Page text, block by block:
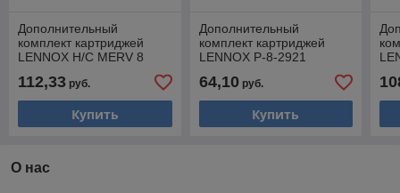
Дополнительный
комплект картриджей
LENNOX H/C MERV 8
FILTER PLEATED (635 x
635 x 25)
112,33 руб.
Купить
Дополнительный
комплект картриджей
LENNOX P-8-2921
FILTER-AIR (406 x 508 x
25) многоразовый
64,10руб.
Купить
О нас